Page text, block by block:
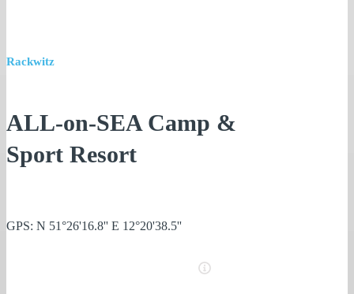
Rackwitz
ALL-on-SEA Camp &
Sport Resort
GPS: N 51°26'16.8'' E 12°20'38.5''